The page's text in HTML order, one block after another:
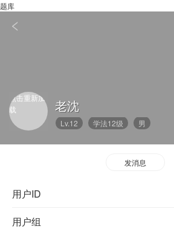
题库
点击重新加
载
老沈
Lv.12 学法12级 男
发消息
用户ID
用户组